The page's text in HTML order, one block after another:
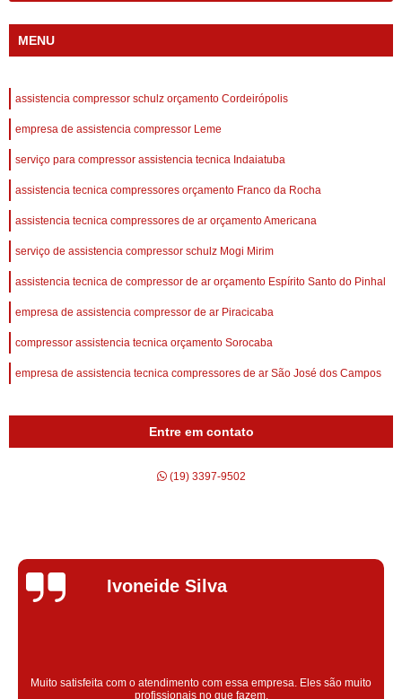
MENU
assistencia compressor schulz orçamento Cordeirópolis
empresa de assistencia compressor Leme
serviço para compressor assistencia tecnica Indaiatuba
assistencia tecnica compressores orçamento Franco da Rocha
assistencia tecnica compressores de ar orçamento Americana
serviço de assistencia compressor schulz Mogi Mirim
assistencia tecnica de compressor de ar orçamento Espírito Santo do Pinhal
empresa de assistencia compressor de ar Piracicaba
compressor assistencia tecnica orçamento Sorocaba
empresa de assistencia tecnica compressores de ar São José dos Campos
Entre em contato
(19) 3397-9502
Silvana Alves
Super satisfeita com o serviço prestado, atendimento muito bom!
colaoradores educado e transparente, destaque para o colaborador